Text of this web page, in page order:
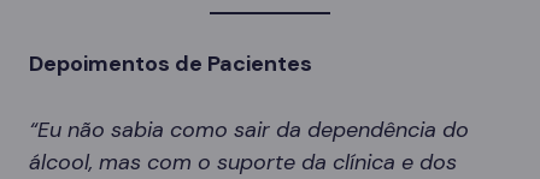
Depoimentos de Pacientes
“Eu não sabia como sair da dependência do
álcool, mas com o suporte da clínica e dos